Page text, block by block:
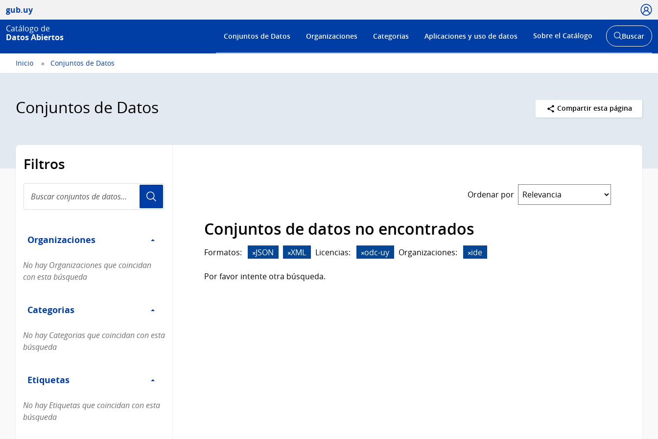
gub.uy
Catálogo de
Datos Abiertos
Menú
de
Conjuntos de Datos Organizaciones Categorias Aplicaciones y uso de datos Sobre el Catálogo
Abrir
buscador
Buscar
Inicio Conjuntos de Datos
Conjuntos de Datos Compartir esta página
Filtros
conjuntos
de
Organizaciones
Organizaciones
No hay Organizaciones que coincidan
con esta búsqueda
Categorias
Categorias
No hay Categorias que coincidan con esta
búsqueda
Etiquetas
Etiquetas
No hay Etiquetas que coincidan con esta
búsqueda
Ordenar por
Conjuntos de datos no encontrados
Formatos: JSON XML Licencias: odc-uy Organizaciones: ide
Por favor intente otra búsqueda.